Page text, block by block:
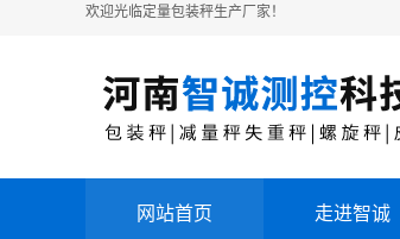
欢迎光临定量包装秤生产厂家！
网站首页 走进智诚